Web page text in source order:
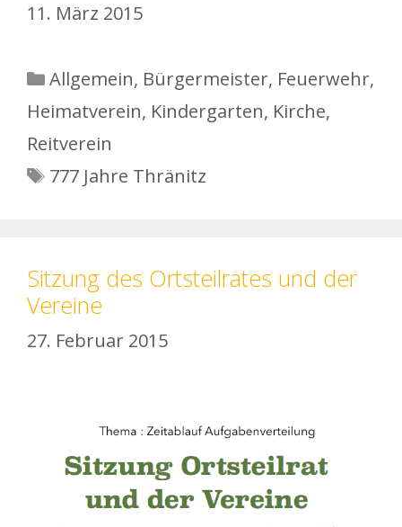
11. März 2015
Kategorien
Allgemein, Bürgermeister, Feuerwehr,
Heimatverein, Kindergarten, Kirche,
Reitverein
Schlagwörter
777 Jahre Thränitz
Sitzung des Ortsteilrates und der
Vereine
27. Februar 2015